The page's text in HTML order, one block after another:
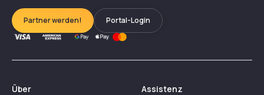
Partner werden! Portal-Login
Über Assistenz